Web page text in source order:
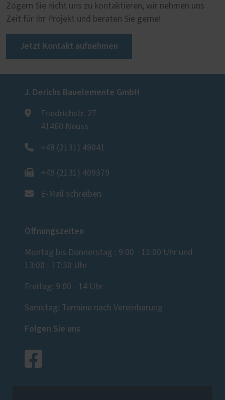
Zögern Sie nicht uns zu kontaktieren, wir nehmen uns
Zeit für Ihr Projekt und beraten Sie gerne!
Jetzt Kontakt aufnehmen
J. Derichs Bauelemente GmbH
Friedrichstr. 27
41460 Neuss
+49 (2131) 49041
+49 (2131) 409379
E-Mail schreiben
Öffnungszeiten
Montag bis Donnerstag : 9:00 - 12:00 Uhr und
13:00 - 17:30 Uhr
Freitag: 9:00 - 14 Uhr
Samstag: Termine nach Vereinbarung
Folgen Sie uns